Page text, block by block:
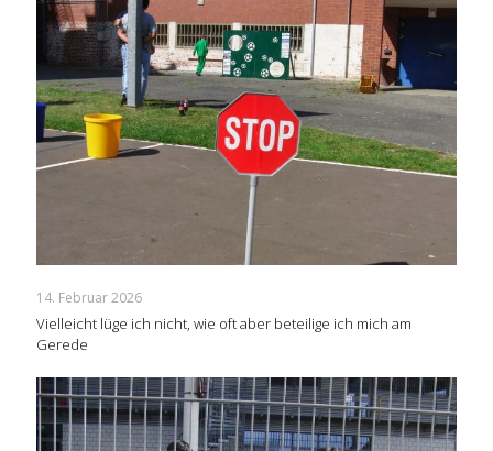
14. Februar 2026
Vielleicht lüge ich nicht, wie oft aber beteilige ich mich am
Gerede